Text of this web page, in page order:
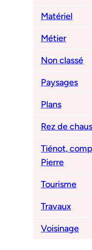
Matériel
Métier
Non classé
Paysages
Plans
Rez de
Tiénot,
Pierre
Tourisme
Travaux
Voisinage